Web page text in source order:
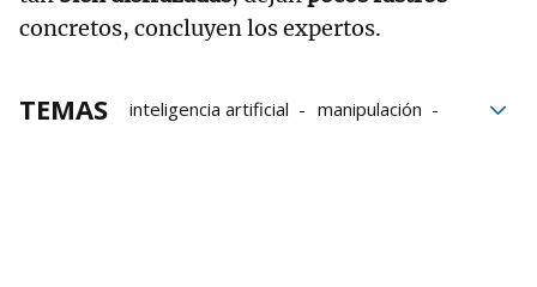
concretos, concluyen los expertos.
TEMAS inteligencia artificial
manipulación